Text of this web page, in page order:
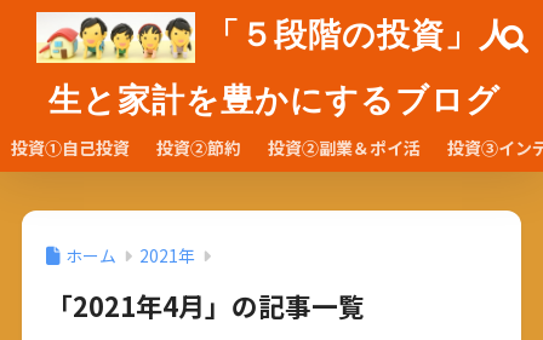
「５段階の投資」人
生と家計を豊かにするブログ
投資①自己投資 投資②節約 投資②副業＆ポイ活 投資③イン
ホーム 2021年
「2021年4月」の記事一覧